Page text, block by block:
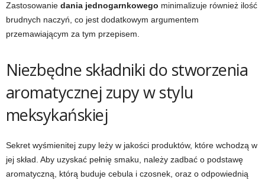
Zastosowanie dania jednogarnkowego minimalizuje również ilość
brudnych naczyń, co jest dodatkowym argumentem
przemawiającym za tym przepisem.
Niezbędne składniki do stworzenia
aromatycznej zupy w stylu
meksykańskiej
Sekret wyśmienitej zupy leży w jakości produktów, które wchodzą w
jej skład. Aby uzyskać pełnię smaku, należy zadbać o podstawę
aromatyczną, którą buduje cebula i czosnek, oraz o odpowiednią